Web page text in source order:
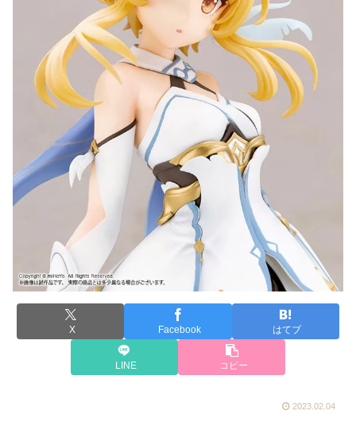
X Facebook はてブ
LINE コピー
2023.02.04